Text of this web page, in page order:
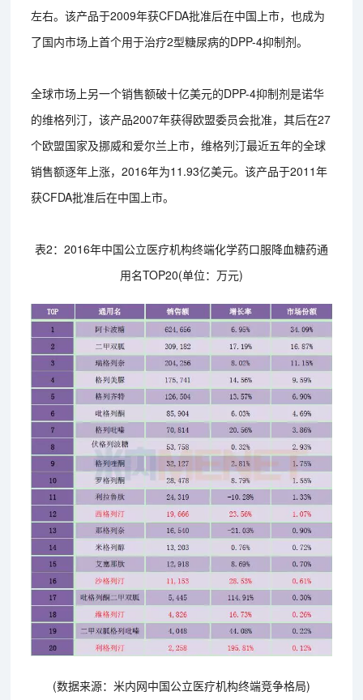
左右。该产品于2009年获CFDA批准后在中国上市，也成为
了国内市场上首个用于治疗2型糖尿病的DPP-4抑制剂。
全球市场上另一个销售额破十亿美元的DPP-4抑制剂是诺华
的维格列汀，该产品2007年获得欧盟委员会批准，其后在27
个欧盟国家及挪威和爱尔兰上市，维格列汀最近五年的全球
销售额逐年上涨，2016年为11.93亿美元。该产品于2011年
获CFDA批准后在中国上市。
表2：2016年中国公立医疗机构终端化学药口服降血糖药通
用名TOP20(单位：万元)
(数据来源：米内网中国公立医疗机构终端竞争格局)